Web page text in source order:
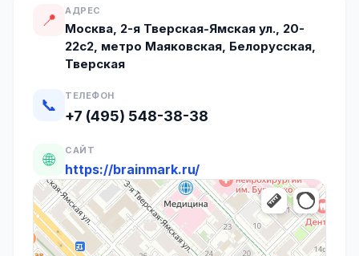
📍 АДРЕС
Москва, 2-я Тверская-Ямская ул., 20-
22с2, метро Маяковская, Белорусская,
Тверская
📞 ТЕЛЕФОН
+7 (495) 548-38-38
🌐 САЙТ
https://brainmark.ru/